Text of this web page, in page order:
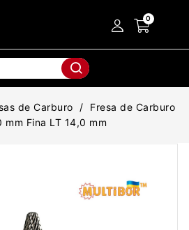
de Carburo
Fresa de Carburo
Fina LT 14,0 mm